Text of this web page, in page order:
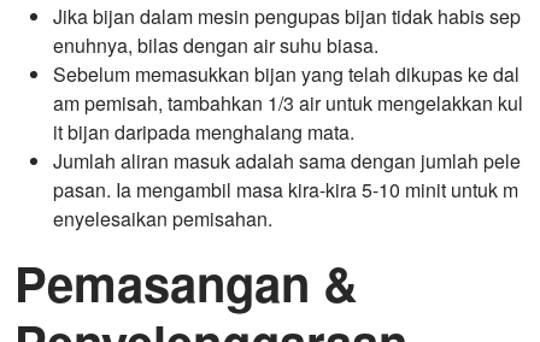
Jika bijan dalam mesin pengupas bijan tidak habis sep
enuhnya, bilas dengan air suhu biasa.
Sebelum memasukkan bijan yang telah dikupas ke dal
am pemisah, tambahkan 1/3 air untuk mengelakkan kul
it bijan daripada menghalang mata.
Jumlah aliran masuk adalah sama dengan jumlah pele
pasan. Ia mengambil masa kira-kira 5-10 minit untuk m
enyelesaikan pemisahan.
Pemasangan &